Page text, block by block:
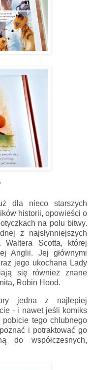
dla nieco starszych
historii, opowieści o
na polu bitwy.
z najsłynniejszych
Waltera Scotta, której
Anglii. Jej głównymi
jego ukochana Lady
się również znane
Robin Hood.
jedna z najlepiej
- i nawet jeśli komiks
tego chlubnego
i potraktować go
do współczesnych,